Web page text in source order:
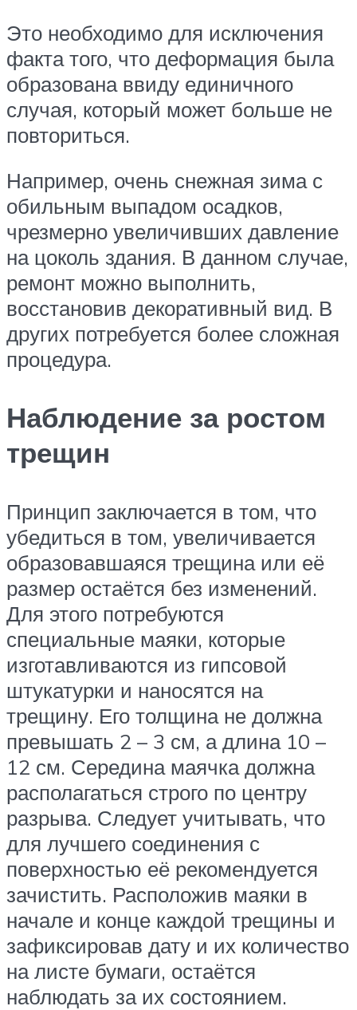
Это необходимо для исключения
факта того, что деформация была
образована ввиду единичного
случая, который может больше не
повториться.
Например, очень снежная зима с
обильным выпадом осадков,
чрезмерно увеличивших давление
на цоколь здания. В данном случае,
ремонт можно выполнить,
восстановив декоративный вид. В
других потребуется более сложная
процедура.
Наблюдение за ростом
трещин
Принцип заключается в том, что
убедиться в том, увеличивается
образовавшаяся трещина или её
размер остаётся без изменений.
Для этого потребуются
специальные маяки, которые
изготавливаются из гипсовой
штукатурки и наносятся на
трещину. Его толщина не должна
превышать 2 – 3 см, а длина 10 –
12 см. Середина маячка должна
располагаться строго по центру
разрыва. Следует учитывать, что
для лучшего соединения с
поверхностью её рекомендуется
зачистить. Расположив маяки в
начале и конце каждой трещины и
зафиксировав дату и их количество
на листе бумаги, остаётся
наблюдать за их состоянием.